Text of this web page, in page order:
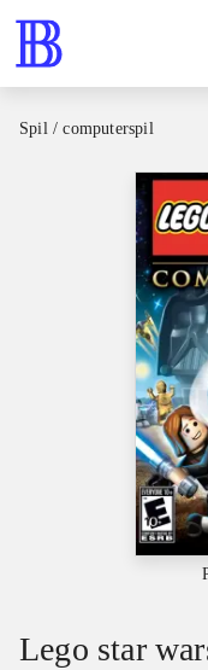
Spil / computerspil
Lego star